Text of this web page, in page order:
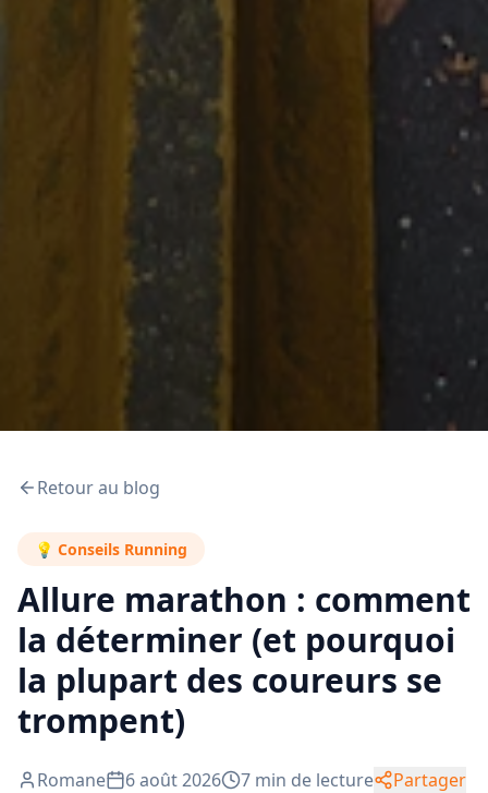
Retour au blog
💡 Conseils Running
Allure marathon : comment
la déterminer (et pourquoi
la plupart des coureurs se
trompent)
Romane 6 août 2026 7 min de lecture Partager